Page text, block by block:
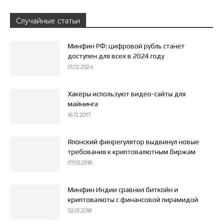
Случайные статьи
Минфин РФ: цифровой рубль станет
доступен для всех в 2024 году
01.02.2024
Хакеры используют видео-сайты для
майнинга
16.12.2017
Японский финрегулятор выдвинул новые
требования к криптовалютным биржам
07.05.2018
Минфин Индии сравнил биткойн и
криптовалюты с финансовой пирамидой
02.01.2018